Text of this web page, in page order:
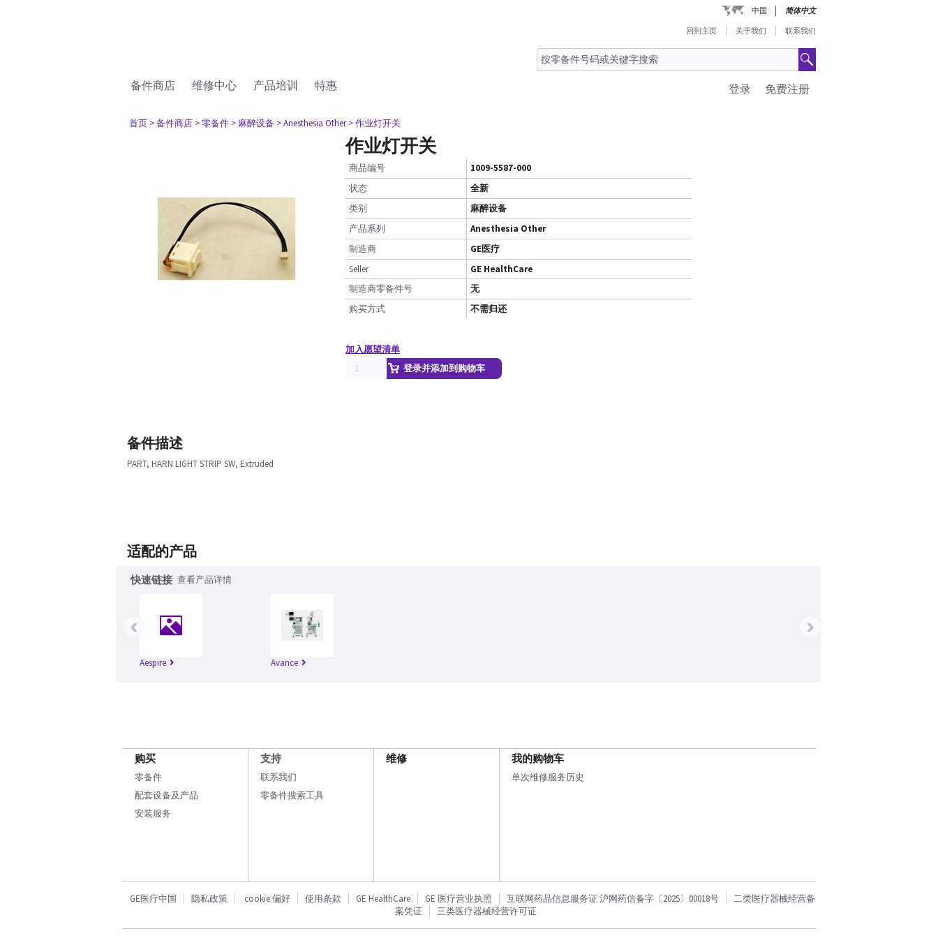
中国 简体中文
回到主页 关于我们 联系我们
备件商店 维修中心 产品培训 特惠 免费注册
登录
首页 > 备件商店 > 零备件 > 麻醉设备 > Anesthesia Other > 作业灯开关
作业灯开关
商品编号
1009-5587-000
状态
全新
类别
麻醉设备
产品系列
Anesthesia Other
制造商
GE医疗
Seller
GE HealthCare
制造商零备件号
无
购买方式
不需归还
加入愿望清单
登录并添加到购物车
备件描述
PART, HARN LIGHT STRIP SW, Extruded
适配的产品
快速链接 查看产品详情
Aespire Avance
‹ ›
购买
零备件
配套设备及产品
安装服务
支持
联系我们
零备件搜索工具
维修 我的购物车
单次维修服务历史
GE医疗中国 隐私政策 cookie 偏好 使用条款 GE HealthCare GE 医疗营业执照 互联网药品信息服务证 沪网药信备字〔2025〕00018号
二类医疗器械经营备
案凭证
三类医疗器械经营许可证